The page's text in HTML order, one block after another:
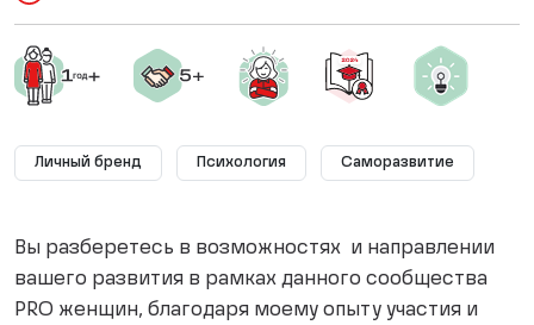
Личный бренд Психология Саморазвитие
Вы разберетесь в возможностях и направлении
вашего развития в рамках данного сообщества
PRO женщин, благодаря моему опыту участия и